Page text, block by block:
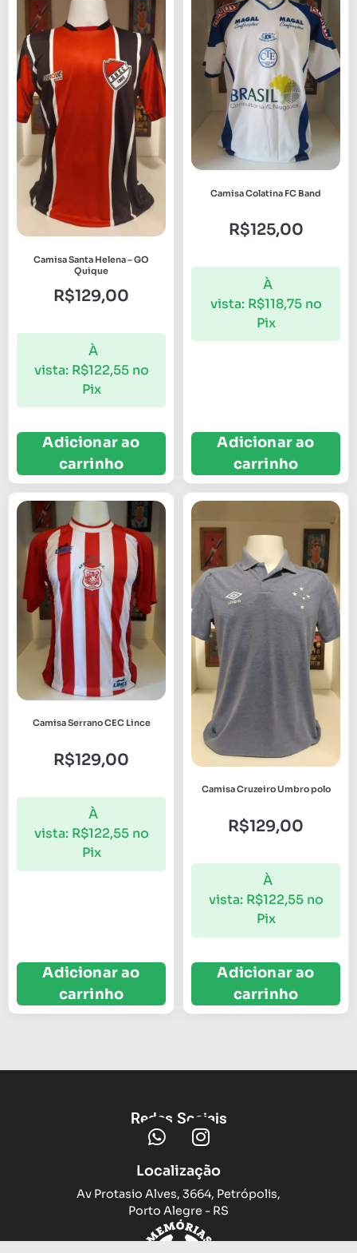
Camisa Santa Helena – GO
Quique
R$129,00
À
vista: R$122,55 no
Pix
Adicionar ao
carrinho
Camisa Colatina FC Band
R$125,00
À
vista: R$118,75 no
Pix
Adicionar ao
carrinho
Camisa Serrano CEC Lince
R$129,00
À
vista: R$122,55 no
Pix
Adicionar ao
carrinho
Camisa Cruzeiro Umbro polo
R$129,00
À
vista: R$122,55 no
Pix
Adicionar ao
carrinho
Redes Sociais
Localização
Av Protasio Alves, 3664, Petrópolis,
Porto Alegre - RS